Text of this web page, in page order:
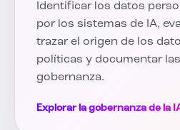
Identificar los datos
por los sistemas de IA,
trazar el origen de los
políticas y documentar
gobernanza.
Explorar la gobernanza de la